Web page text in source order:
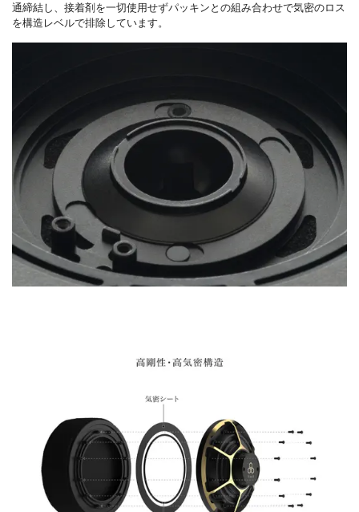
通締結し、接着剤を一切使用せずパッキンとの組み合わせで気密のロス
を構造レベルで排除しています。